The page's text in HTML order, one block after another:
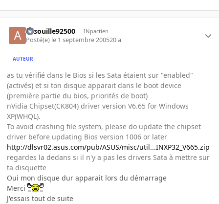
Arsouille92500 INpactien
Posté(e) le 1 septembre 200520 a
AUTEUR
as tu vérifié dans le Bios si les Sata étaient sur "enabled"
(activés) et si ton disque apparait dans le boot device
(première partie du bios, priorités de boot)
nVidia Chipset(CK804) driver version V6.65 for Windows
XP(WHQL).
To avoid crashing file system, please do update the chipset
driver before updating Bios version 1006 or later
http://dlsvr02.asus.com/pub/ASUS/misc/util...INXP32_V665.zip
regardes la dedans si il n'y a pas les drivers Sata à mettre sur
ta disquette
Oui mon disque dur apparait lors du démarrage
Merci
J'essais tout de suite